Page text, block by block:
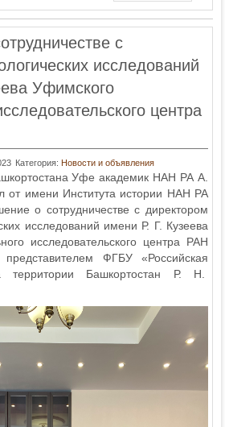
с
исследований
Уфимского
центра
Категория: Новости и объявления
Уфе академик НАН РА А.
от имени Института истории НАН РА
о сотрудничестве с директором
исследований имени Р. Г. Кузеева
исследовательского центра РАН
ФГБУ «Российская
Башкортостан Р. Н.